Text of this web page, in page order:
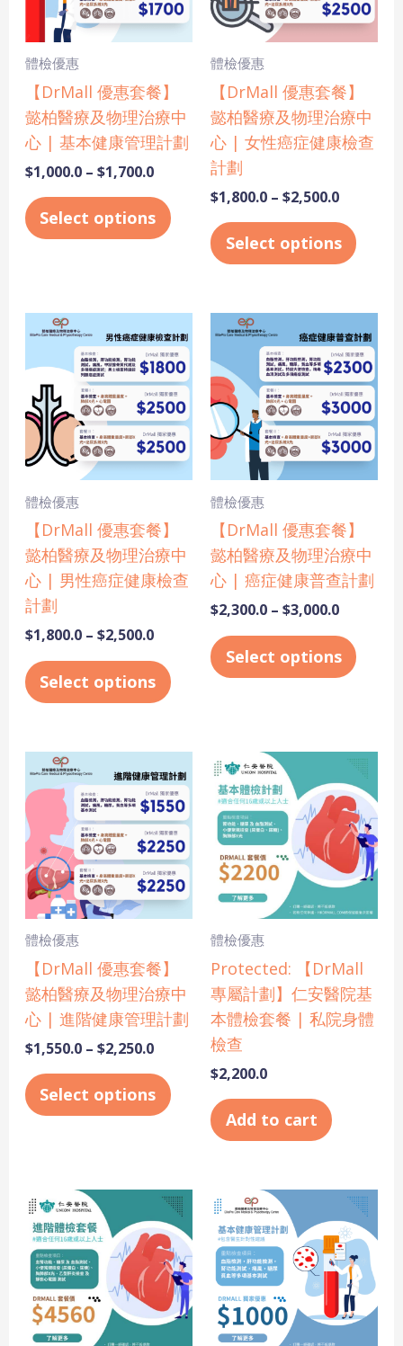
體檢優惠
【DrMall 優惠套餐】
懿柏醫療及物理治療中
心 | 基本健康管理計劃
$1,000.0 – $1,700.0
Select options
The
options
chosen
on
product
page
體檢優惠
【DrMall 優惠套餐】
懿柏醫療及物理治療中
心 | 女性癌症健康檢查
計劃
$1,800.0 – $2,500.0
Select options
The
on
體檢優惠
【DrMall 優惠套餐】
懿柏醫療及物理治療中
心 | 男性癌症健康檢查
計劃
$1,800.0 – $2,500.0
range:
$1,800.0
through
$2,500.0
Select options
product
has
multiple
variants.
The
options
chosen
on
體檢優惠
【DrMall 優惠套餐】
懿柏醫療及物理治療中
心 | 癌症健康普查計劃
$2,300.0 – $3,000.0
range:
$2,300.0
through
$3,000.0
Select options
has
The
on
page
體檢優惠
【DrMall 優惠套餐】
懿柏醫療及物理治療中
心 | 進階健康管理計劃
$1,550.0 – $2,250.0
range:
$1,550.0
through
$2,250.0
Select options
product
has
multiple
variants.
The
options
chosen
on
product
page
體檢優惠
Protected: 【DrMall
專屬計劃】仁安醫院基
本體檢套餐 | 私院身體
檢查
$2,200.0
Add to cart